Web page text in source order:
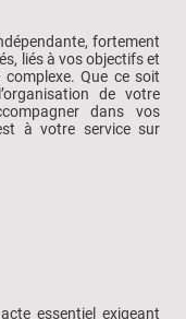
fortement
liés à vos objectifs et
Que ce soit
de votre
dans vos
à votre service sur
essentiel exigeant